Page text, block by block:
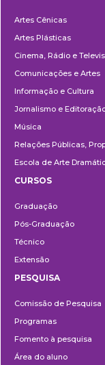
Artes Cênicas
Artes Plásticas
Cinema, Rádio e
Comunicações e Artes
Informação e Cultura
Jornalismo e
Música
Relações Públicas,
Escola de Arte
CURSOS
Graduação
Pós-Graduação
Técnico
Extensão
PESQUISA
Comissão de Pesquisa
Programas
Fomento à pesquisa
Área do aluno